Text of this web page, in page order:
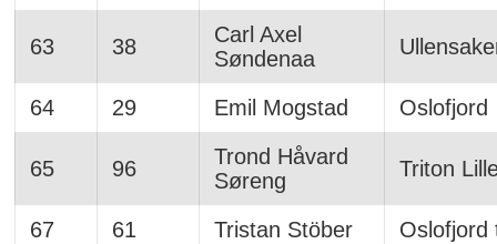
63 38
Carl Axel
Søndenaa
64 29 Emil Mogstad Oslofjord
65 96
Trond Håvard
Søreng
Triton
67 61 Tristan Stöber Oslofjord